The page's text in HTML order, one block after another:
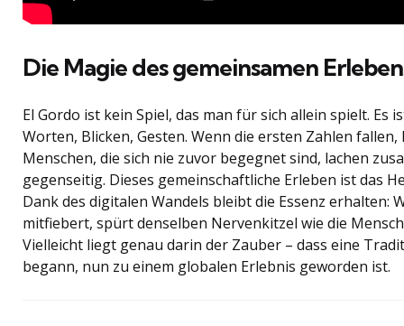
Die Magie des gemeinsamen
El Gordo ist kein Spiel, das man für sich allein spielt. Es
Worten, Blicken, Gesten. Wenn die ersten Zahlen
Menschen, die sich nie zuvor begegnet sind, lachen
gegenseitig. Dieses gemeinschaftliche Erleben ist das
Dank des digitalen Wandels bleibt die Essenz erhalten:
mitfiebert, spürt denselben Nervenkitzel wie die
Vielleicht liegt genau darin der Zauber – dass eine
begann, nun zu einem globalen Erlebnis geworden ist.